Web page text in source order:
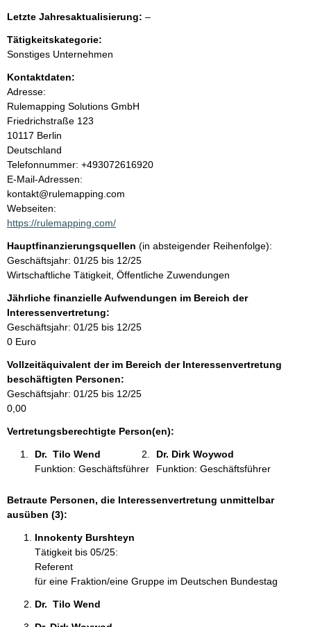
e
n
i
n
h
a
l
t
e
r
Letzte Jahresaktualisierung: –l
Tätigkeitskategorie:
Sonstiges Unternehmen
Kontaktdaten:
Adresse:
Rulemapping Solutions GmbH
Friedrichstraße 123
10117 Berlin
Deutschland
K
o
n
t
a
t
i
n
f
o
r
m
t
i
o
n
e
Telefonnummer: +493072616920
E-Mail-Adressen:
kontakt@rulemapping.com
Webseiten:
https://rulemapping.com/
Hauptfinanzierungsquellen (in absteigender Reihenfolge):
Geschäftsjahr: 01/25 bis 12/25
Wirtschaftliche Tätigkeit, Öffentliche Zuwendungen
Jährliche finanzielle Aufwendungen im Bereich der
Interessenvertretung:
Geschäftsjahr: 01/25 bis 12/25
0 Euro
Vollzeitäquivalent der im Bereich der Interessenvertretung
beschäftigten Personen:
Geschäftsjahr: 01/25 bis 12/25
0,00
Vertretungsberechtigte Person(en):
Dr.  Tilo Wend
Funktion: Geschäftsführer
Dr. Dirk Woywod
Funktion: Geschäftsführer
Betraute Personen, die Interessenvertretung unmittelbar
ausüben (3):
Innokenty Burshteyn
Tätigkeit bis 05/25:
Referent
für eine Fraktion/eine Gruppe im Deutschen Bundestag
Dr.  Tilo Wend